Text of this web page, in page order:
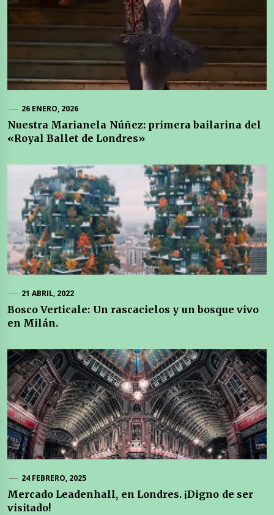
26 ENERO, 2026
Nuestra Marianela Núñez: primera bailarina del
«Royal Ballet de Londres»
21 ABRIL, 2022
Bosco Verticale: Un rascacielos y un bosque vivo
en Milán.
24 FEBRERO, 2025
Mercado Leadenhall, en Londres. ¡Digno de ser
visitado!